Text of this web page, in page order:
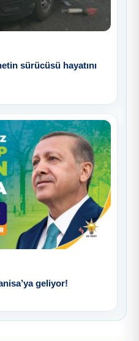
sürücüsü hayatını
geliyor!